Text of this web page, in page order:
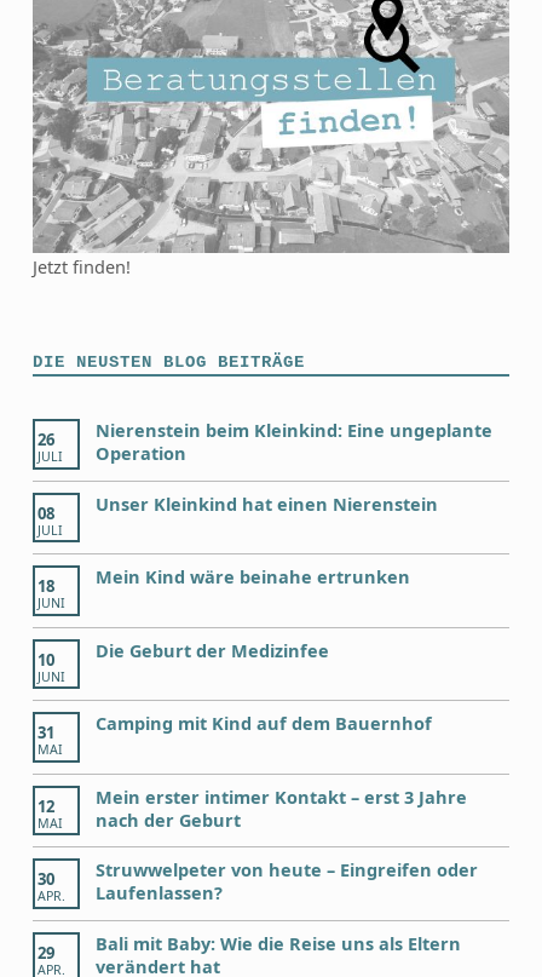
Jetzt finden!
DIE NEUSTEN BLOG BEITRÄGE
26
JULI
Nierenstein beim Kleinkind: Eine ungeplante
Operation
08
JULI
Unser Kleinkind hat einen Nierenstein
18
JUNI
Mein Kind wäre beinahe ertrunken
10
JUNI
Die Geburt der Medizinfee
31
MAI
Camping mit Kind auf dem Bauernhof
12
MAI
Mein erster intimer Kontakt – erst 3 Jahre
nach der Geburt
30
APR.
Struwwelpeter von heute – Eingreifen oder
Laufenlassen?
29
APR.
Bali mit Baby: Wie die Reise uns als Eltern
verändert hat